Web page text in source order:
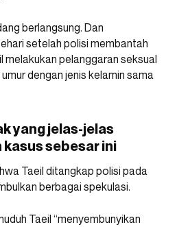
berlangsung. Dan
setelah polisi membantah
melakukan pelanggaran seksual
dengan jenis kelamin sama
yang jelas-jelas
sebesar ini
Taeil ditangkap polisi pada
berbagai spekulasi.
Taeil “menyembunyikan